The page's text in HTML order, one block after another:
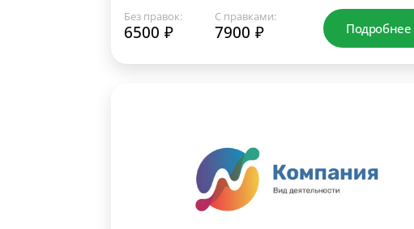
Без правок:
6500 ₽
С правками:
7900 ₽ Подробнее